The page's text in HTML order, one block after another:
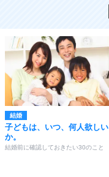
結婚
子どもは、いつ、何人欲しい
か。
結婚前に確認しておきたい30のこと